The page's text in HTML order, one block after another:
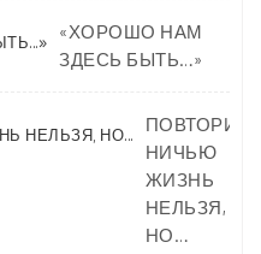
«ХОРОШО НАМ
ЗДЕСЬ БЫТЬ…»
ПОВТОРИТЬ
НИЧЬЮ
ЖИЗНЬ
НЕЛЬЗЯ,
НО…